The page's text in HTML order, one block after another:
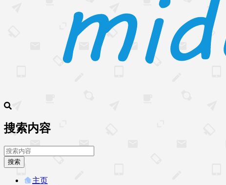
搜索内容
搜索
主页